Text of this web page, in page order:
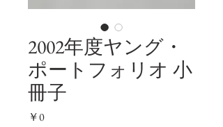
2002年度ヤング・
ポートフォリオ 小
冊子
￥0価